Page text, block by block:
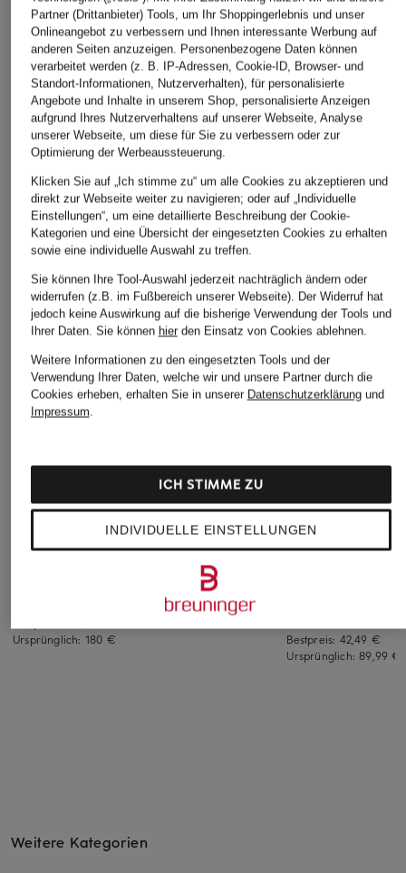
MAAP
Radtrikot EMERGE
Ursprünglich: 180 €
MARC CAIN
T-Shirt
119,90 €
+Aktionsrabatt
lilienfels
Bestpreis: 42,49 €
Ursprünglich:89,99 €
Weitere Kategorien
Partner (Drittanbieter) Tools, um Ihr Shoppingerlebnis und unser
Onlineangebot zu verbessern und Ihnen interessante Werbung auf
anderen Seiten anzuzeigen. Personenbezogene Daten können
verarbeitet werden (z. B. IP-Adressen, Cookie-ID, Browser- und
Standort-Informationen, Nutzerverhalten), für personalisierte
Angebote und Inhalte in unserem Shop, personalisierte Anzeigen
aufgrund Ihres Nutzerverhaltens auf unserer Webseite, Analyse
unserer Webseite, um diese für Sie zu verbessern oder zur
Optimierung der Werbeaussteuerung.
Klicken Sie auf „Ich stimme zu“ um alle Cookies zu akzeptieren und
direkt zur Webseite weiter zu navigieren; oder auf „Individuelle
Einstellungen“, um eine detaillierte Beschreibung der Cookie-
Kategorien und eine Übersicht der eingesetzten Cookies zu erhalten
sowie eine individuelle Auswahl zu treffen.
Sie können Ihre Tool-Auswahl jederzeit nachträglich ändern oder
widerrufen (z.B. im Fußbereich unserer Webseite). Der Widerruf hat
jedoch keine Auswirkung auf die bisherige Verwendung der Tools und
Ihrer Daten. Sie können hierden Einsatz von Cookies ablehnen.
Weitere Informationen zu den eingesetzten Tools und der
Verwendung Ihrer Daten, welche wir und unsere Partner durch die
Cookies erheben, erhalten Sie in unserer Datenschutzerklärungund
Impressum.
INDIVIDUELLE EINSTELLUNGEN
ICH STIMME ZU